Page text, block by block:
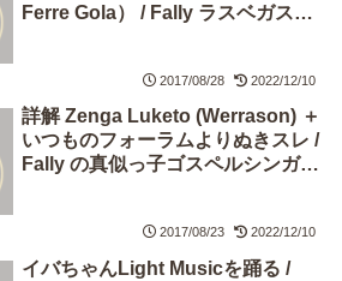
Ferre Gola） / Fally ラスベガスへ
2017/08/28 2022/12/10
詳解 Zenga Luketo (Werrason) ＋
いつものフォーラムよりぬきスレ /
Fally の真似っ子ゴスペルシンガー
2017/08/23 2022/12/10
イバちゃんLight Musicを踊る /